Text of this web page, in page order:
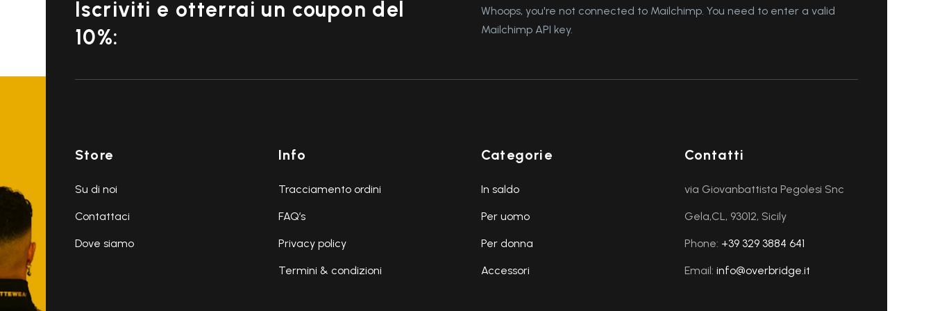
Iscriviti e otterrai un coupon del
10%:
Whoops, you're not connected to Mailchimp. You need to enter a valid
Mailchimp API key.
Store
Su di noi
Contattaci
Dove siamo
Info
Tracciamento ordini
FAQ’s
Privacy policy
Termini & condizioni
Categorie
In saldo
Per uomo
Per donna
Accessori
Contatti
via Giovanbattista Pegolesi Snc
Gela,CL, 93012, Sicily
Phone: +39 329 3884 641
Email: info@overbridge.it